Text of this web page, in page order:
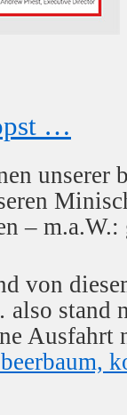
…
unserer
– m.a.W.:
von
stand
Ausfahrt